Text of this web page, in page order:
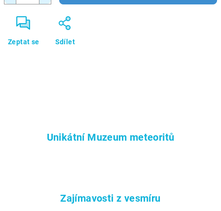
Zeptat se Sdílet
Unikátní Muzeum meteoritů
Zajímavosti z vesmíru